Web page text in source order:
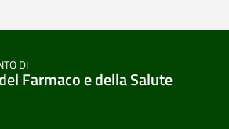
DI
Farmaco e della Salute